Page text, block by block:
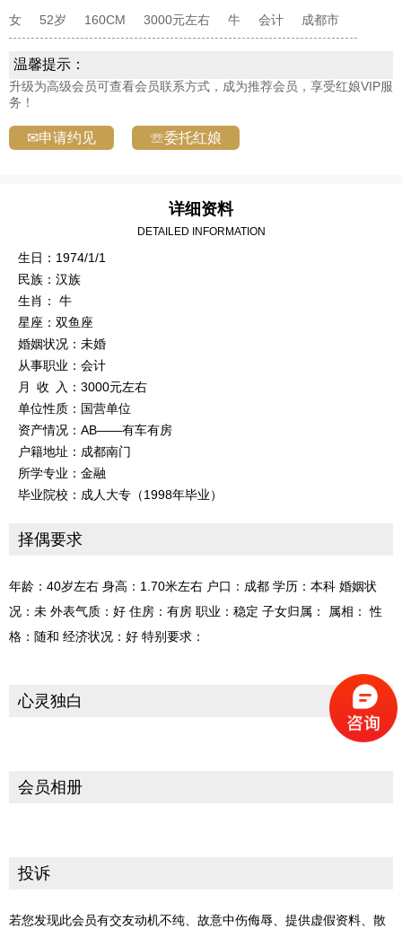
女 52岁 160CM 3000元左右 牛 会计 成都市
温馨提示：
升级为高级会员可查看会员联系方式，成为推荐会员，享受红娘VIP服
务！
✉申请约见 ☏委托红娘
详细资料
DETAILED INFORMATION
生日：1974/1/1
民族：汉族
生肖： 牛
星座：双鱼座
婚姻状况：未婚
从事职业：会计
月 收 入：3000元左右
单位性质：国营单位
资产情况：AB——有车有房
户籍地址：成都南门
所学专业：金融
毕业院校：成人大专（1998年毕业）
择偶要求
年龄：40岁左右 身高：1.70米左右 户口：成都 学历：本科 婚姻状
况：未 外表气质：好 住房：有房 职业：稳定 子女归属： 属相： 性
格：随和 经济状况：好 特别要求：
心灵独白
会员相册
投诉
若您发现此会员有交友动机不纯、故意中伤侮辱、提供虚假资料、散